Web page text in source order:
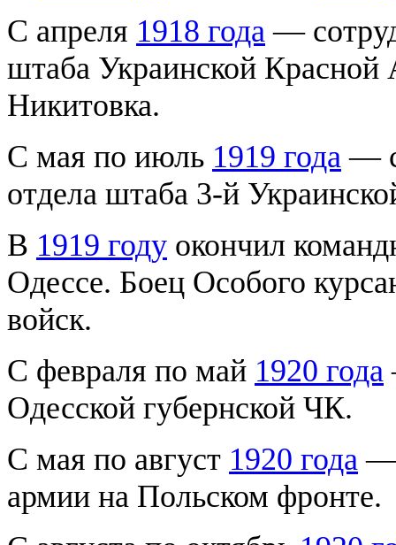
С апреля 1918 года —
штаба Украинской
Никитовка.
С мая по июль 1919 года —
отдела штаба 3-й
В 1919 году окончил
Одессе. Боец Особого
войск.
С февраля по май 1920 года
Одесской губернской ЧК.
С мая по август 1920 года —
армии на Польском фронте.